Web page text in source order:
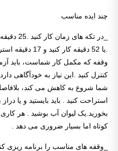
چند ایده مناسب
.یا 52 دقیقه
وقفه که مکمل کار شماست، باید
کنترل کنید .این نیاز به خودآگاهی
شما شروع به کاهش می کند،
استراحت کنید . باید بایستید و یا
بخورید.یک لیوان آب بوشید . هر
کوتاه اما بسیار ضروری می دهد .
_وقفه های مناسب را برنامه ریزی